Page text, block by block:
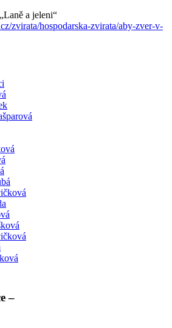
a jeleni“
zvirata/hospodarska-zvirata/aby-zver-v-
–